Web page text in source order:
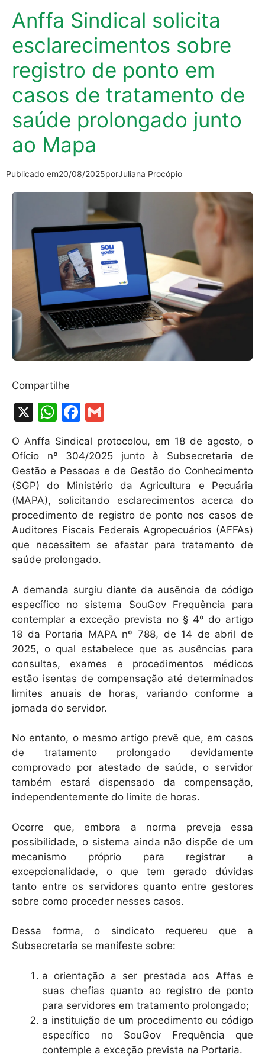
Anffa Sindical solicita
esclarecimentos sobre
registro de ponto em
casos de tratamento de
saúde prolongado junto
ao Mapa
Publicado em20/08/2025porJuliana Procópio
Compartilhe
X
W
h
at
s
A
p
p
F
a
c
e
b
o
o
k
ai
l
O Anffa Sindical protocolou, em 18 de agosto, o
Ofício nº 304/2025 junto à Subsecretaria de
Gestão e Pessoas e de Gestão do Conhecimento
(SGP) do Ministério da Agricultura e Pecuária
(MAPA), solicitando esclarecimentos acerca do
procedimento de registro de ponto nos casos de
Auditores Fiscais Federais Agropecuários (AFFAs)
que necessitem se afastar para tratamento de
saúde prolongado.
A demanda surgiu diante da ausência de código
específico no sistema SouGov Frequência para
contemplar a exceção prevista no § 4º do artigo
18 da Portaria MAPA nº 788, de 14 de abril de
2025, o qual estabelece que as ausências para
consultas, exames e procedimentos médicos
estão isentas de compensação até determinados
limites anuais de horas, variando conforme a
jornada do servidor.
No entanto, o mesmo artigo prevê que, em casos
de tratamento prolongado devidamente
comprovado por atestado de saúde, o servidor
também estará dispensado da compensação,
independentemente do limite de horas.
Ocorre que, embora a norma preveja essa
possibilidade, o sistema ainda não dispõe de um
mecanismo próprio para registrar a
excepcionalidade, o que tem gerado dúvidas
tanto entre os servidores quanto entre gestores
sobre como proceder nesses casos.
Dessa forma, o sindicato requereu que a
Subsecretaria se manifeste sobre:
a orientação a ser prestada aos Affas e
suas chefias quanto ao registro de ponto
para servidores em tratamento prolongado;
a instituição de um procedimento ou código
específico no SouGov Frequência que
contemple a exceção prevista na Portaria.